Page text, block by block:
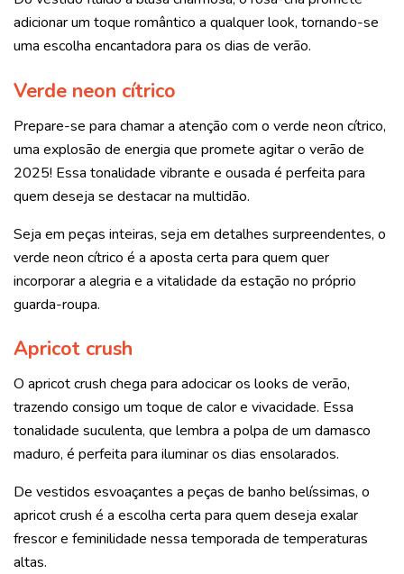
adicionar um toque romântico a qualquer look, tornando-se
uma escolha encantadora para os dias de verão.
Verde neon cítrico
Prepare-se para chamar a atenção com o verde neon cítrico,
uma explosão de energia que promete agitar o verão de
2025! Essa tonalidade vibrante e ousada é perfeita para
quem deseja se destacar na multidão.
Seja em peças inteiras, seja em detalhes surpreendentes, o
verde neon cítrico é a aposta certa para quem quer
incorporar a alegria e a vitalidade da estação no próprio
guarda-roupa.
Apricot crush
O apricot crush chega para adocicar os looks de verão,
trazendo consigo um toque de calor e vivacidade. Essa
tonalidade suculenta, que lembra a polpa de um damasco
maduro, é perfeita para iluminar os dias ensolarados.
De vestidos esvoaçantes a peças de banho belíssimas, o
apricot crush é a escolha certa para quem deseja exalar
frescor e feminilidade nessa temporada de temperaturas
altas.